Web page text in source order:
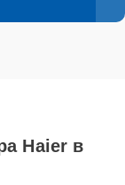
Haier в